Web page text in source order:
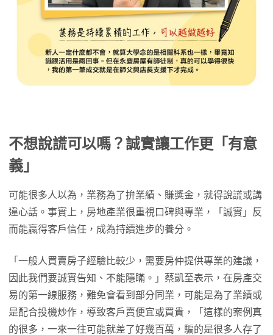
不想說謊可以嗎？誠實讓工作更「有意
義」
可能很多人以為，業務為了拚業績、賺獎金，就得說謊或講
違心話。事實上，房地產業很重視口碑與專業，「誠實」反
而能贏得客戶信任，成為持續進步的養分。
「一般人買賣房子經驗比較少，需要房仲提供專業的建議，
因此我們要誠實告知、不能隱瞞。」蔡凱至表示，在房產交
易的第一線服務，難免會看到部分同業，可能是為了業績或
是配合投機炒作，導致客戶賣便宜或買貴，「這樣的案例真
的很多，一來一往可能就差了好幾百萬，騙的是很多人存了